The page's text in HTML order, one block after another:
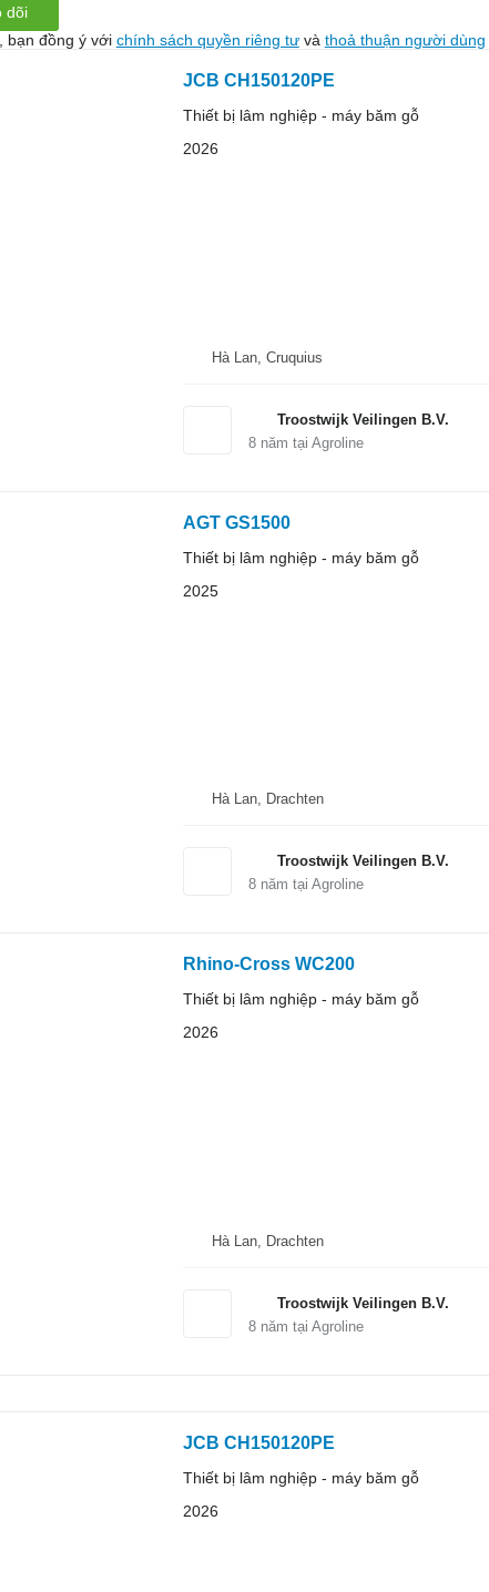
dõi
bạn đồng ý với chính sách quyền riêng tưvà thoả thuận người dùng
JCB CH150120PE
Thiết bị lâm nghiệp - máy băm gỗ
2026
Hà Lan, Cruquius
Troostwijk Veilingen B.V.
8năm tại Agroline
AGT GS1500
Thiết bị lâm nghiệp - máy băm gỗ
2025
Hà Lan, Drachten
Troostwijk Veilingen B.V.
8năm tại Agroline
Rhino-Cross WC200
Thiết bị lâm nghiệp - máy băm gỗ
2026
Hà Lan, Drachten
Troostwijk Veilingen B.V.
8năm tại Agroline
JCB CH150120PE
Thiết bị lâm nghiệp - máy băm gỗ
2026